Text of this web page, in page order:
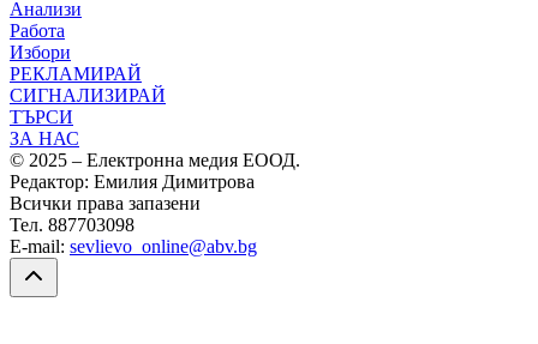
Анализи
Работа
Избори
РЕКЛАМИРАЙ
СИГНАЛИЗИРАЙ
ТЪРСИ
ЗА НАС
© 2025 – Електронна медия ЕООД.
Редактор: Емилия Димитрова
Всички права запазени
Тел. 887703098
E-mail: sevlievo_online@abv.bg